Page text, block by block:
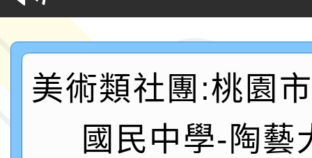
桃「我的減碳存摺2.0
案，詳如說明，請參閱
2026年新北亞洲盃暨
鐵人三項錦標賽
桃園市115學年度學生
「2026年『王牌愛／
運動系列徵選頒獎典禮
2026城鎮韌性防空演習
美術類社團:桃園
國民中學-陶藝